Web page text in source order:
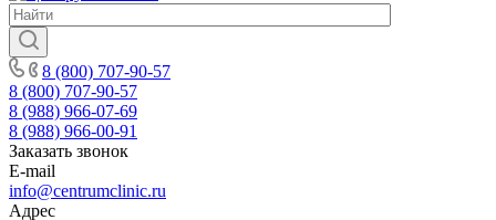
8 (800) 707-90-57
8 (800) 707-90-57
8 (988) 966-07-69
8 (988) 966-00-91
Заказать звонок
E-mail
info@centrumclinic.ru
Адрес